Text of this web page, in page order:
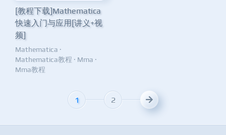
[教程下载]Mathematica
快速入门与应用[讲义+视
频]
Mathematica ·
Mathematica教程 · Mma ·
Mma教程
1 2